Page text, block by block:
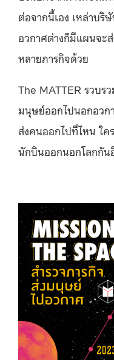
ต่อจากนี้เอง เหล่าบริ
อวกาศต่างก็มีแผนจะ
หลายภารกิจด้วย
The MATTER รวบร
มนุษย์ออกไปนอกอวก
ส่งคนออกไปที่ไหน ใค
นักบินออกนอกโลกกัน